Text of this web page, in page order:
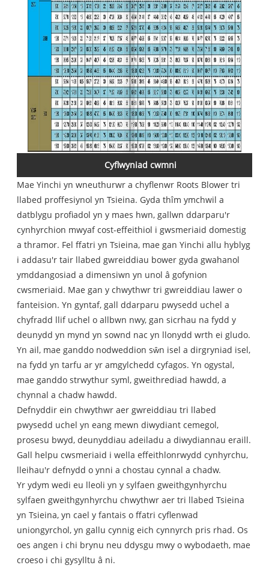
Cyflwyniad cwmni
Mae Yinchi yn wneuthurwr a chyflenwr Roots Blower tri
llabed proffesiynol yn Tsieina. Gyda thîm ymchwil a
datblygu profiadol yn y maes hwn, gallwn ddarparu'r
cynhyrchion mwyaf cost-effeithiol i gwsmeriaid domestig
a thramor. Fel ffatri yn Tsieina, mae gan Yinchi allu hyblyg
i addasu'r tair llabed gwreiddiau bower gyda gwahanol
ymddangosiad a dimensiwn yn unol â gofynion
cwsmeriaid. Mae gan y chwythwr tri gwreiddiau lawer o
fanteision. Yn gyntaf, gall ddarparu pwysedd uchel a
chyfradd llif uchel o allbwn nwy, gan sicrhau na fydd y
deunydd yn mynd yn sownd nac yn llonydd wrth ei gludo.
Yn ail, mae ganddo nodweddion sŵn isel a dirgryniad isel,
na fydd yn tarfu ar yr amgylchedd cyfagos. Yn ogystal,
mae ganddo strwythur syml, gweithrediad hawdd, a
chynnal a chadw hawdd.
Defnyddir ein chwythwr aer gwreiddiau tri llabed
pwysedd uchel yn eang mewn diwydiant cemegol,
prosesu bwyd, deunyddiau adeiladu a diwydiannau eraill.
Gall helpu cwsmeriaid i wella effeithlonrwydd cynhyrchu,
lleihau'r defnydd o ynni a chostau cynnal a chadw.
Yr ydym wedi eu lleoli yn y sylfaen gweithgynhyrchu
sylfaen gweithgynhyrchu chwythwr aer tri llabed Tsieina
yn Tsieina, yn cael y fantais o ffatri cyflenwad
uniongyrchol, yn gallu cynnig eich cynnyrch pris rhad. Os
oes angen i chi brynu neu ddysgu mwy o wybodaeth, mae
croeso i chi gysylltu â ni.